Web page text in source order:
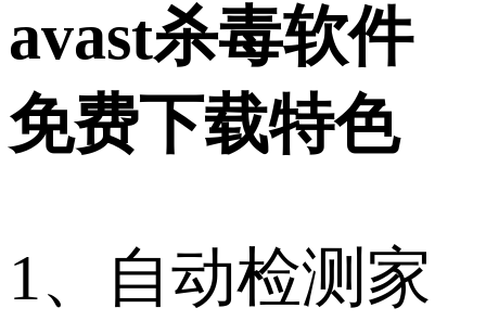
avast杀毒软件
免费下载特色
1、自动检测家